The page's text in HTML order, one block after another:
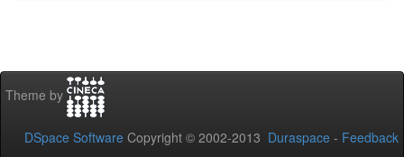
Theme by
DSpace Software Copyright © 2002-2013 Duraspace - Feedback